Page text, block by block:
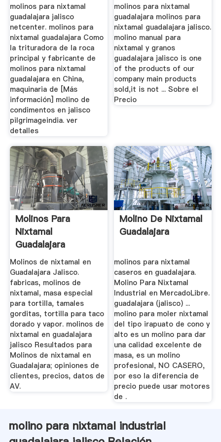
molinos para nixtamal
guadalajara jalisco
netcenter. molinos para
nixtamal guadalajara Como
la trituradora de la roca
principal y fabricante de
molinos para nixtamal
guadalajara en China,
maquinaria de [Más
información] molino de
condimentos en jalisco
pilgrimageindia. ver
detalles
molinos para nixtamal
guadalajara molinos para
nixtamal guadalajara jalisco.
molino manual para
nixtamal y granos
guadalajara jalisco is one
of the products of our
company main products
sold,it is not ... Sobre el
Precio
Molinos Para
Nixtamal
Guadalajara
Molinos de nixtamal en
Guadalajara Jalisco.
fabricas, molinos de
nixtamal, masa especial
para tortilla, tamales
gorditas, tortilla para taco
dorado y vapor. molinos de
nixtamal en guadalajara
jalisco Resultados para
Molinos de nixtamal en
Guadalajara; opiniones de
clientes, precios, datos de
AV.
Molino De Nixtamal
Guadalajara
molinos para nixtamal
caseros en guadalajara.
Molino Para Nixtamal
Industrial en MercadoLibre.
guadalajara (jalisco) ...
molino para moler nixtamal
del tipo irapuato de cono y
alto es un molino para dar
una calidad excelente de
masa, es un molino
profesional, NO CASERO,
por eso la diferencia de
precio puede usar motores
de .
molino para nixtamal industrial